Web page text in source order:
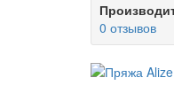
0 отзывов